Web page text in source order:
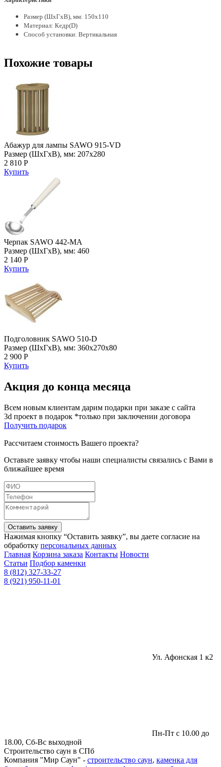
Размер (ШхГхВ), мм: 150х110
Материал: Кедр(D)
Способ установки: Вертикальная
Похожие товары
Абажур для лампы SAWO 915-VD
Размер (ШхГхВ), мм: 207х280
2 810 Р
Купить
Черпак SAWO 442-MA
Размер (ШхГхВ), мм: 460
2 140 Р
Купить
Подголовник SAWO 510-D
Размер (ШхГхВ), мм: 360х270х80
2 900 Р
Купить
Акция до конца месяца
Всем новым клиентам дарим подарки при заказе с сайта
3d проект в подарок *только при заключении договора
Получить подарок
Рассчитаем стоимость Вашего проекта?
Оставьте заявку чтобы наши специалисты связались с Вами в
ближайшее время
Оставить заявку
Нажимая кнопку “Оставить заявку”, вы даете согласие на
обработку персональных данных
Главная Корзина заказа Контакты Новости
Статьи Подбор каменки
8 (812) 327-33-27
8 (921) 950-11-01
Ул. Афонская 1 к2
Пн-Пт с 10.00 до
18.00, Сб-Вс выходной
Строительство саун в СПб
Компания "Мир Саун" - строительство саун, каменка для